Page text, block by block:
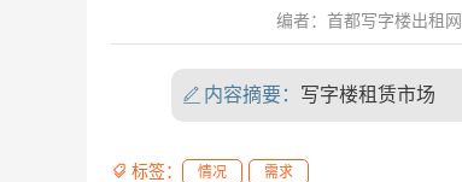
编者：首都写字楼出租网
 内容摘要： 写字楼租赁市场
 标签： 情况 需求